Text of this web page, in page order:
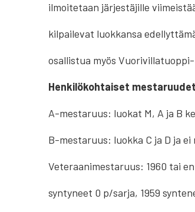
ilmoitetaan järjestäjille
kilpailevat luokkansa
osallistua myös
Henkilökohtaiset
A-mestaruus: luokat M, A ja B
B-mestaruus: luokka C ja D ja
Veteraanimestaruus: 1960 tai
syntyneet 0 p/sarja, 1959